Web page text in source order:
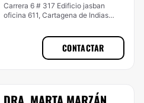
Carrera 6 # 317 Edificio jasban
oficina 611, Cartagena de Indias
CONTACTAR